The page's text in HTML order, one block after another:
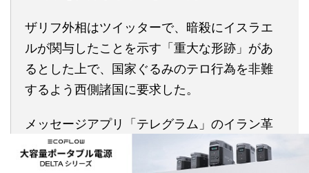
ザリフ外相はツイッターで、暗殺にイスラエ
ルが関与したことを示す「重大な形跡」があ
るとした上で、国家ぐるみのテロ行為を非難
するよう西側諸国に要求した。
メッセージアプリ「テレグラム」のイラン革
命防衛隊系アカウントによると、国家安全保
障最高評議会が軍司令官らを交え、緊急会合